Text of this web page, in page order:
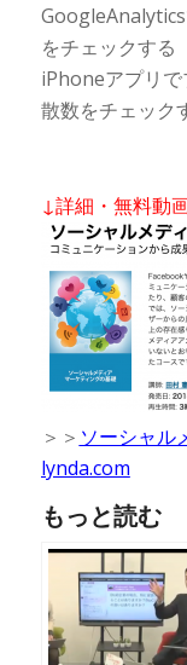
をチェックする
iPhoneアプリ
散数をチェック
↓詳細・無料動
＞＞ ソーシャル
lynda.com
もっと読む